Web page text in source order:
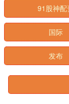
91股神配
国际
发布